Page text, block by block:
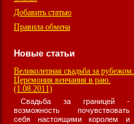
Добавить статью
Правила обмена
Новые статьи
Великолепная свадьба за рубежом.
Церемония венчания в раю.
(1.08.2011)
Свадьба за границей -
возможность почувствовать
себя настоящими королем и